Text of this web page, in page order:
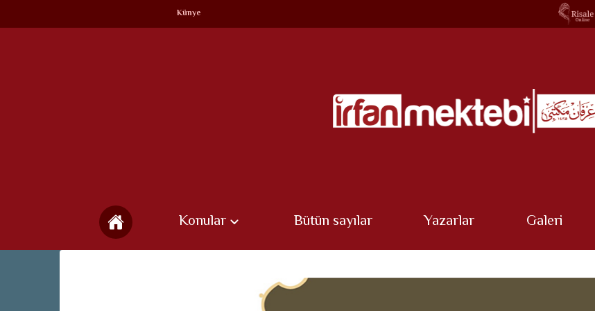
Künye
Konular Bütün sayılar Yazarlar Galeri